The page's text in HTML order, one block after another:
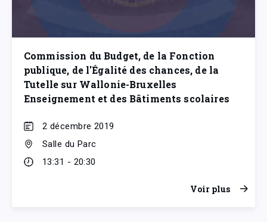
Commission du Budget, de la Fonction
publique, de l'Égalité des chances, de la
Tutelle sur Wallonie-Bruxelles
Enseignement et des Bâtiments scolaires
2 décembre 2019
Salle du Parc
13:31 - 20:30
Voir plus